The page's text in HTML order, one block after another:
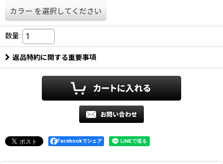
カラー を選択してください
数量:
返品特約に関する重要事項
Facebookでシェア